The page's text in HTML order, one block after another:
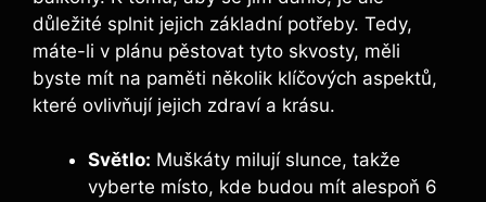
důležité splnit jejich základní potřeby. Tedy,
máte-li v plánu pěstovat tyto skvosty, měli
byste mít na paměti několik klíčových aspektů,
které ovlivňují jejich zdraví a krásu.
Světlo: Muškáty milují slunce, takže
vyberte místo, kde budou mít alespoň 6